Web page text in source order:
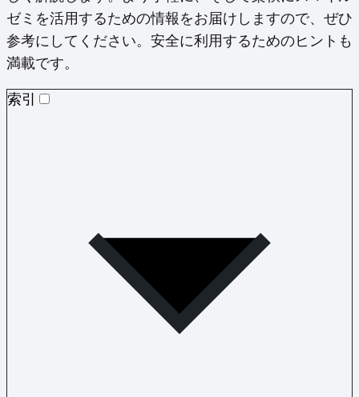
ゼミを活用するための情報をお届けしますので、ぜひ
参考にしてください。安全に利用するためのヒントも
満載です。
索引